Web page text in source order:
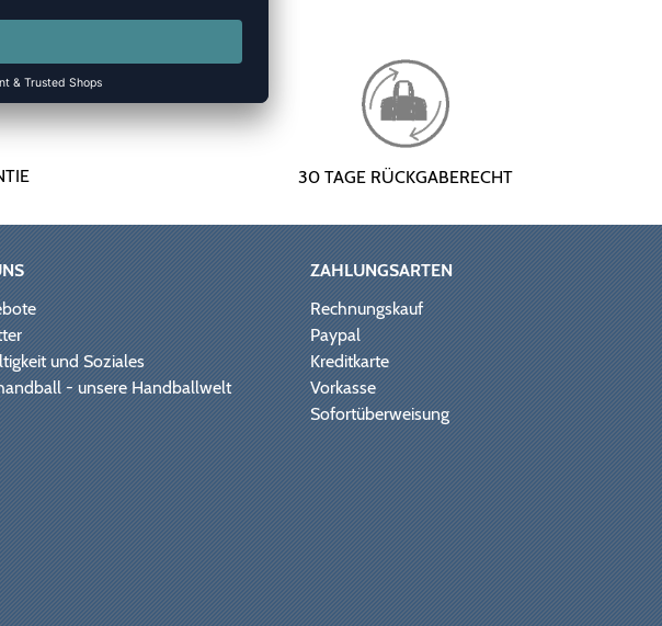
30 TAGE RÜCKGABERECHT
und Soziales
- unsere Handballwelt
ZAHLUNGSARTEN
Rechnungskauf
Paypal
Kreditkarte
Vorkasse
Sofortüberweisung